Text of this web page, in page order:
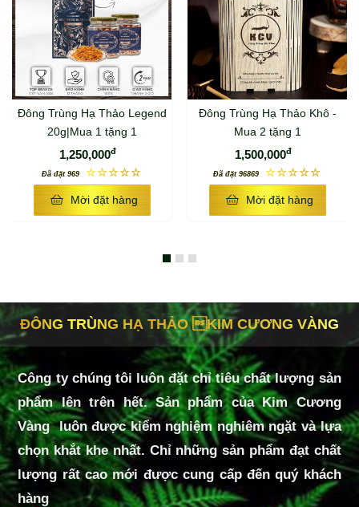
Đông Trùng Hạ Thảo Legend
20g|Mua 1 tặng 1
1,250,000đ
Đã đặt 969 ☆☆☆☆☆
Mời đặt hàng
Đông Trùng Hạ Thảo Khô -
Mua 2 tặng 1
1,500,000đ
Đã đặt 96869 ☆☆☆☆☆
Mời đặt hàng
ĐÔNG TRÙNG HẠ THẢO KIM CƯƠNG VÀNG
Công ty chúng tôi luôn đặt chỉ tiêu chất lượng sản
phẩm lên trên hết. Sản phẩm của Kim Cương
Vàng luôn được kiểm nghiệm nghiêm ngặt và lựa
chọn khắt khe nhất. Chỉ những sản phẩm đạt chất
lượng rất cao mới được cung cấp đến quý khách
hàng